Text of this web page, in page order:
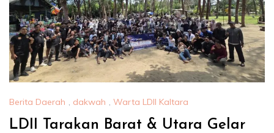
Berita Daerah dakwah Warta LDII Kaltara
LDII Tarakan Barat & Utara Gelar